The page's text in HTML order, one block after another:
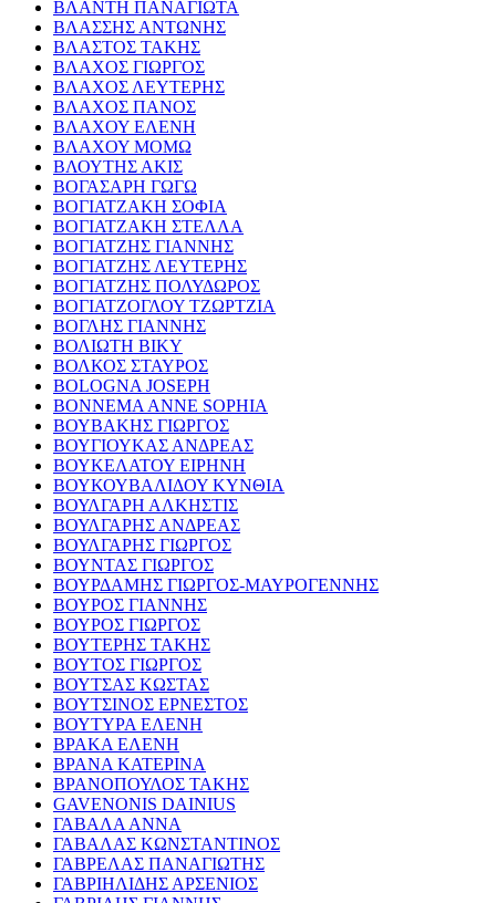
ΒΛΑΝΤΗ ΠΑΝΑΓΙΩΤΑ
ΒΛΑΣΣΗΣ ΑΝΤΩΝΗΣ
ΒΛΑΣΤΟΣ ΤΑΚΗΣ
ΒΛΑΧΟΣ ΓΙΩΡΓΟΣ
ΒΛΑΧΟΣ ΛΕΥΤΕΡΗΣ
ΒΛΑΧΟΣ ΠΑΝΟΣ
ΒΛΑΧΟΥ ΕΛΕΝΗ
ΒΛΑΧΟΥ ΜΟΜΩ
ΒΛΟΥΤΗΣ ΑΚΙΣ
ΒΟΓΑΣΑΡΗ ΓΩΓΩ
ΒΟΓΙΑΤΖΑΚΗ ΣΟΦΙΑ
ΒΟΓΙΑΤΖΑΚΗ ΣΤΕΛΛΑ
ΒΟΓΙΑΤΖΗΣ ΓΙΑΝΝΗΣ
ΒΟΓΙΑΤΖΗΣ ΛΕΥΤΕΡΗΣ
ΒΟΓΙΑΤΖΗΣ ΠΟΛΥΔΩΡΟΣ
ΒΟΓΙΑΤΖΟΓΛΟΥ ΤΖΩΡΤΖΙΑ
ΒΟΓΛΗΣ ΓΙΑΝΝΗΣ
ΒΟΛΙΩΤΗ ΒΙΚΥ
ΒΟΛΚΟΣ ΣΤΑΥΡΟΣ
BOLOGNA JOSEPH
BONNEMA ANNE SOPHIA
ΒΟΥΒΑΚΗΣ ΓΙΩΡΓΟΣ
ΒΟΥΓΙΟΥΚΑΣ ΑΝΔΡΕΑΣ
ΒΟΥΚΕΛΑΤΟΥ ΕΙΡΗΝΗ
ΒΟΥΚΟΥΒΑΛΙΔΟΥ ΚΥΝΘΙΑ
ΒΟΥΛΓΑΡΗ ΑΛΚΗΣΤΙΣ
ΒΟΥΛΓΑΡΗΣ ΑΝΔΡΕΑΣ
ΒΟΥΛΓΑΡΗΣ ΓΙΩΡΓΟΣ
ΒΟΥΝΤΑΣ ΓΙΩΡΓΟΣ
ΒΟΥΡΔΑΜΗΣ ΓΙΩΡΓΟΣ-ΜΑΥΡΟΓΕΝΝΗΣ
ΒΟΥΡΟΣ ΓΙΑΝΝΗΣ
ΒΟΥΡΟΣ ΓΙΩΡΓΟΣ
ΒΟΥΤΕΡΗΣ ΤΑΚΗΣ
ΒΟΥΤΟΣ ΓΙΩΡΓΟΣ
ΒΟΥΤΣΑΣ ΚΩΣΤΑΣ
ΒΟΥΤΣΙΝΟΣ ΕΡΝΕΣΤΟΣ
ΒΟΥΤΥΡΑ ΕΛΕΝΗ
ΒΡΑΚΑ ΕΛΕΝΗ
ΒΡΑΝΑ ΚΑΤΕΡΙΝΑ
ΒΡΑΝΟΠΟΥΛΟΣ ΤΑΚΗΣ
GAVENONIS DAINIUS
ΓΑΒΑΛΑ ΑΝΝΑ
ΓΑΒΑΛΑΣ ΚΩΝΣΤΑΝΤΙΝΟΣ
ΓΑΒΡΕΛΑΣ ΠΑΝΑΓΙΩΤΗΣ
ΓΑΒΡΙΗΛΙΔΗΣ ΑΡΣΕΝΙΟΣ